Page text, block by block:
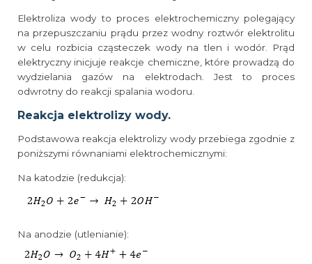
Elektroliza wody to proces elektrochemiczny polegający
na przepuszczaniu prądu przez wodny roztwór elektrolitu
w celu rozbicia cząsteczek wody na tlen i wodór. Prąd
elektryczny inicjuje reakcje chemiczne, które prowadzą do
wydzielania gazów na elektrodach. Jest to proces
odwrotny do reakcji spalania wodoru.
Reakcja elektrolizy wody.
Podstawowa reakcja elektrolizy wody przebiega zgodnie z
poniższymi równaniami elektrochemicznymi:
Na katodzie (redukcja):
Na anodzie (utlenianie):